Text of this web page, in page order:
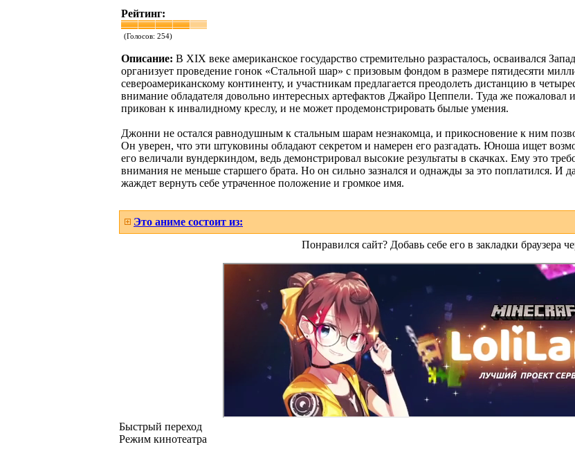
Рейтинг:
(Голосов: 254)
Описание: В XIX веке американское государство стремительно разрасталось, осваивался
организует проведение гонок «Стальной шар» с призовым фондом в размере пятидесяти
североамериканскому континенту, и участникам предлагается преодолеть дистанцию в
внимание обладателя довольно интересных артефактов Джайро Цеппели. Туда же
прикован к инвалидному креслу, и не может продемонстрировать былые умения.
Джонни не остался равнодушным к стальным шарам незнакомца, и прикосновение к ним
Он уверен, что эти штуковины обладают секретом и намерен его разгадать. Юноша ищет
его величали вундеркиндом, ведь демонстрировал высокие результаты в скачках. Ему это
внимания не меньше старшего брата. Но он сильно зазнался и однажды за это поплатился. И
жаждет вернуть себе утраченное положение и громкое имя.
Это аниме состоит из:
Понравился сайт? Добавь себе его в закладки браузера
Быстрый переход
Режим кинотеатра